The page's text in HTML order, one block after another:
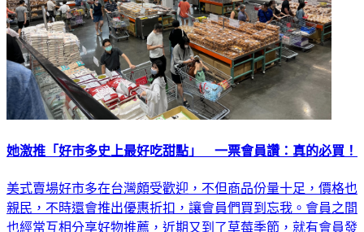
她激推「好市多史上最好吃甜點」 一票會員讚：真的必買！
美式賣場好市多在台灣頗受歡迎，不但商品份量十足，價格也
親民，不時還會推出優惠折扣，讓會員們買到忘我。會員之間
也經常互相分享好物推薦，近期又到了草莓季節，就有會員發